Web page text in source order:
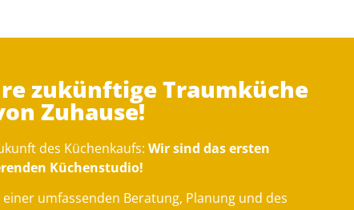
zukünftige Traumküche
Zuhause!
des Küchenkaufs: Wir sind das ersten
Küchenstudio!
einer umfassenden Beratung, Planung und des